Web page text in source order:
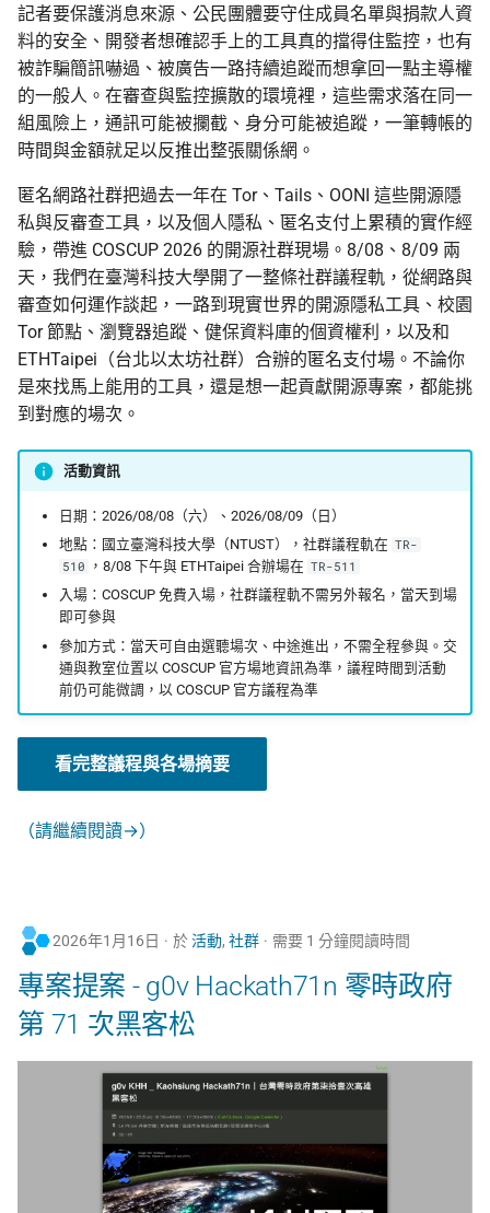
什麼是 CryptPad
匿名通訊工具比較
密碼管理器入門
Asian Diceware：帶亞
的英文密語字典
加密貨幣的隱私光譜
用 AI 工作時怎麼避免
外洩
OONI 測量資料結構導覽
OONI 怎麼判定一個網
封鎖
OONI 測項速查表
上傳機敏資訊流程
幫忙 pin 文件站的 IPFS
像
品牌素材
記者要保護消息來源、公民團體要守住成員名單與捐款人資
料的安全、開發者想確認手上的工具真的擋得住監控，也有
被詐騙簡訊嚇過、被廣告一路持續追蹤而想拿回一點主導權
的一般人。在審查與監控擴散的環境裡，這些需求落在同一
組風險上，通訊可能被攔截、身分可能被追蹤，一筆轉帳的
時間與金額就足以反推出整張關係網。
匿名網路社群把過去一年在 Tor、Tails、OONI 這些開源隱
私與反審查工具，以及個人隱私、匿名支付上累積的實作經
驗，帶進 COSCUP 2026 的開源社群現場。8/08、8/09 兩
天，我們在臺灣科技大學開了一整條社群議程軌，從網路與
審查如何運作談起，一路到現實世界的開源隱私工具、校園
Tor 節點、瀏覽器追蹤、健保資料庫的個資權利，以及和
ETHTaipei（台北以太坊社群）合辦的匿名支付場。不論你
是來找馬上能用的工具，還是想一起貢獻開源專案，都能挑
到對應的場次。
活動資訊
日期：2026/08/08（六）、2026/08/09（日）
地點：國立臺灣科技大學（NTUST），社群議程軌在 TR-
510
，8/08 下午與 ETHTaipei 合辦場在 TR-511
入場：COSCUP 免費入場，社群議程軌不需另外報名，當天到場
即可參與
參加方式：當天可自由選聽場次、中途進出，不需全程參與。交
通與教室位置以 COSCUP 官方場地資訊為準，議程時間到活動
前仍可能微調，以 COSCUP 官方議程為準
看完整議程與各場摘要
（請繼續閱讀→）
2026年1月16日 於活動, 社群 需要 1 分鐘閱讀時間
專案提案 - g0v Hackath71n 零時政府
第 71 次黑客松